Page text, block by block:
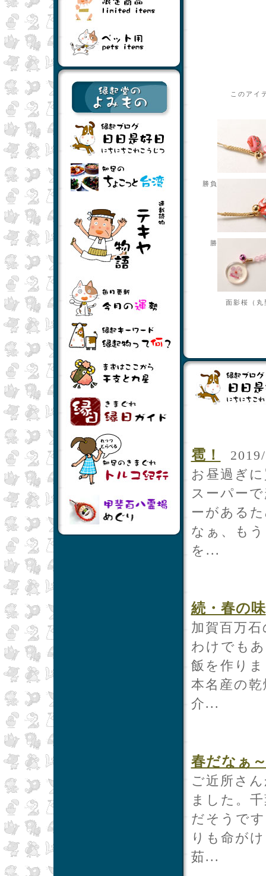
このアイ
勝負下駄ぽっく
勝負下駄ぽっ
面影桜（丸
雹！
お昼過ぎ
スーパー
ーがある
なぁ、も
を...
続・春の味
加賀百万
わけでも
飯を作り
本名産の
介...
春だなぁ
ご近所さ
ました。
だそうで
りも命が
茹...